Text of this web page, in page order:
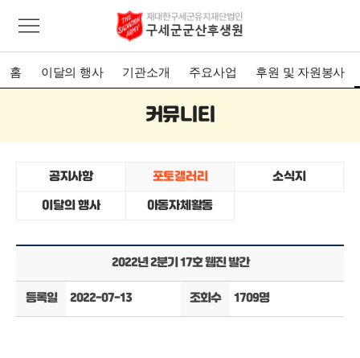
홈 이달의 행사 기관소개 주요사업 후원 및 자원봉사
커뮤니티
공지사항 포토갤러리
소식지
이달의 행사
아동자체활동
2022년 2분기 17호 웹진 발간
등록일
2022-07-13 조회수 1709명